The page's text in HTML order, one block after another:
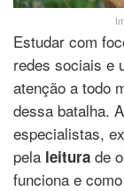
Estudar com
redes sociais e
atenção a todo
dessa batalha.
especialistas,
pela leitura de
funciona e